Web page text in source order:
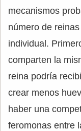
mecanismos
número de
individual.
comparten la
reina podría
crear menos
haber una
feromonas entre